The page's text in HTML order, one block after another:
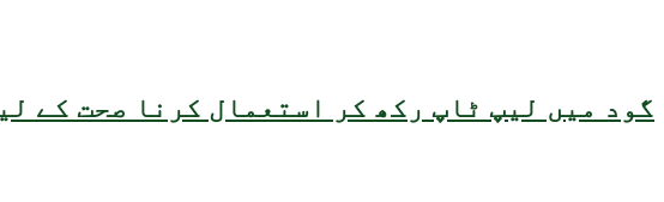
گود میں لیپ ٹاپ رکھ کر استعمال کرنا صحت کے